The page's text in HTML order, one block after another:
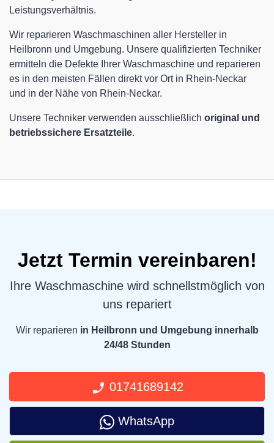
Leistungsverhältnis.
Wir reparieren Waschmaschinen aller Hersteller in
Heilbronn und Umgebung. Unsere qualifizierten Techniker
ermitteln die Defekte Ihrer Waschmaschine und reparieren
es in den meisten Fällen direkt vor Ort in Rhein-Neckar
und in der Nähe von Rhein-Neckar.
Unsere Techniker verwenden ausschließlich original und
betriebssichere Ersatzteile.
Jetzt Termin vereinbaren!
Ihre Waschmaschine wird schnellstmöglich von
uns repariert
Wir reparieren in Heilbronn und Umgebung innerhalb
24/48 Stunden
01741689142
WhatsApp